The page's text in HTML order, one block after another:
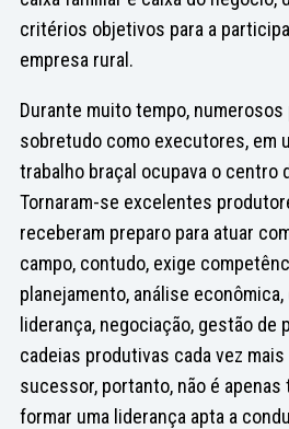
critérios objetivos para a
empresa rural.
Durante muito tempo,
sobretudo como executores, em
trabalho braçal ocupava o centro
Tornaram-se excelentes
receberam preparo para atuar
campo, contudo, exige
planejamento, análise
liderança, negociação, gestão de
cadeias produtivas cada vez
sucessor, portanto, não é
formar uma liderança apta a